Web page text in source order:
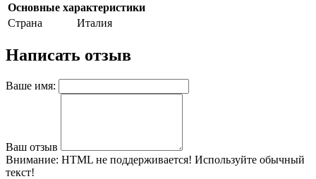
Основные характеристики
Страна
Италия
Написать отзыв
Ваше имя:
Ваш отзыв
Внимание: HTML не поддерживается! Используйте обычный
текст!